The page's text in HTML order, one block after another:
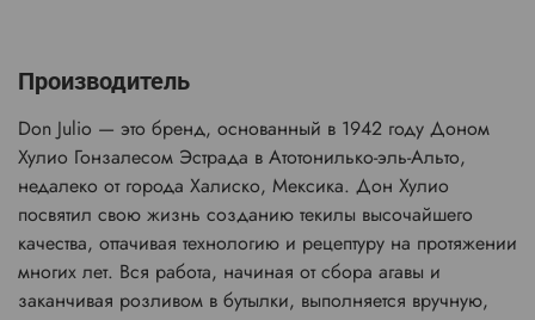
Производитель
Don Julio — это бренд, основанный в 1942 году Доном
Хулио Гонзалесом Эстрада в Атотонилько-эль-Альто,
недалеко от города Халиско, Мексика. Дон Хулио
посвятил свою жизнь созданию текилы высочайшего
качества, оттачивая технологию и рецептуру на протяжении
многих лет. Вся работа, начиная от сбора агавы и
заканчивая розливом в бутылки, выполняется вручную,